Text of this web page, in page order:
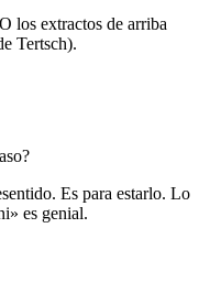
los extractos de arriba
Tertsch).
Es para estarlo. Lo
es genial.